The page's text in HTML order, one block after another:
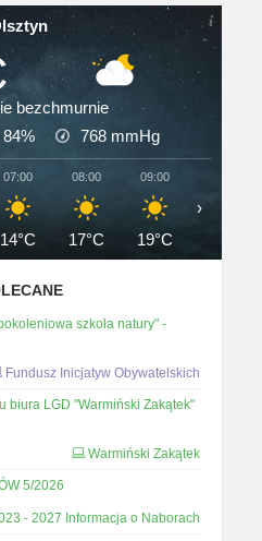
bezchmurnie
84% 768 mmHg
07:00
14°C
08:00
17°C
09:00
19°C
›
szkoła natury" -
Fundusz Inicjatyw Obywatelskich
biura LGD "Warmiński Zakątek"
Warmiński Zakątek
5/2026
- 2027 Informacja o Naborach